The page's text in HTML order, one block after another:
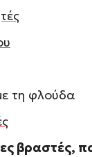
τη φλούδα
βραστές,